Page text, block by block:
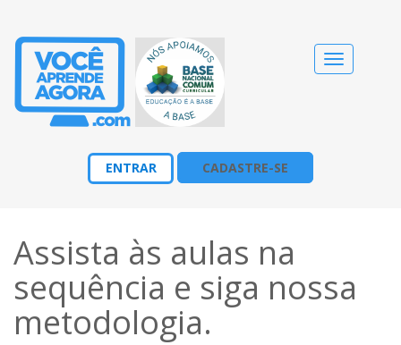
Alternar
navegação
ENTRAR CADASTRE-SE
Assista às aulas na
sequência e siga nossa
metodologia.